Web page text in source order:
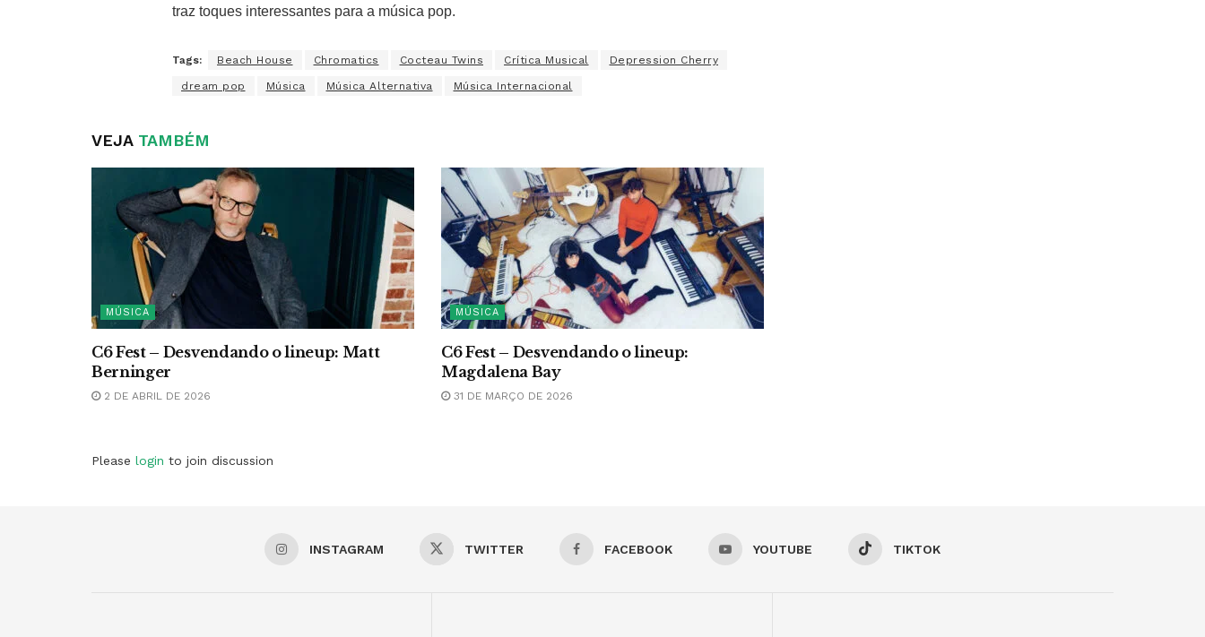
traz toques interessantes para a música pop.
Tags: Beach House Chromatics Cocteau Twins Crítica Musical Depression Cherry
dream pop Música Música Alternativa Música Internacional
VEJATAMBÉM
MÚSICA
C6 Fest – Desvendando o lineup: Matt
Berninger
2 DE ABRIL DE 2026
MÚSICA
C6 Fest – Desvendando o lineup:
Magdalena Bay
31 DE MARÇO DE 2026
Please login to join discussion
INSTAGRAM TWITTER FACEBOOK YOUTUBE TIKTOK